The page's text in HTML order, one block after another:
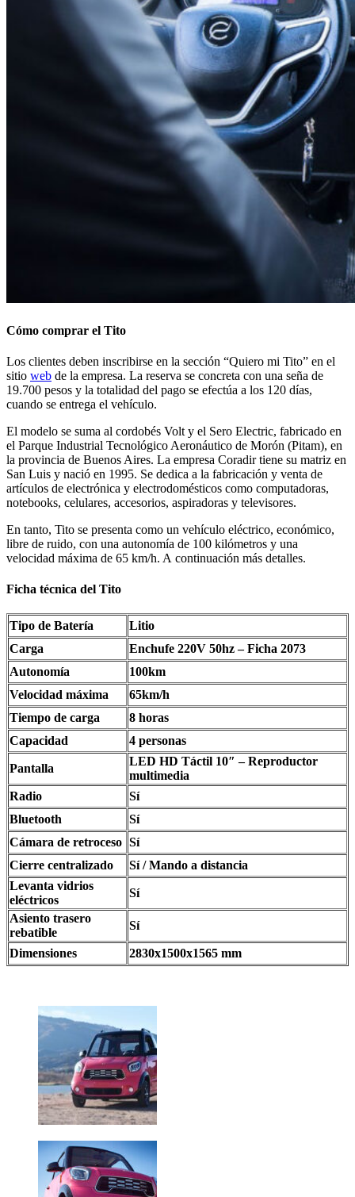
Cómo comprar el Tito
Los clientes deben inscribirse en la sección “Quiero mi Tito” en el
sitio web de la empresa. La reserva se concreta con una seña de
19.700 pesos y la totalidad del pago se efectúa a los 120 días,
cuando se entrega el vehículo.
El modelo se suma al cordobés Volt y el Sero Electric, fabricado en
el Parque Industrial Tecnológico Aeronáutico de Morón (Pitam), en
la provincia de Buenos Aires. La empresa Coradir tiene su matriz en
San Luis y nació en 1995. Se dedica a la fabricación y venta de
artículos de electrónica y electrodomésticos como computadoras,
notebooks, celulares, accesorios, aspiradoras y televisores.
En tanto, Tito se presenta como un vehículo eléctrico, económico,
libre de ruido, con una autonomía de 100 kilómetros y una
velocidad máxima de 65 km/h. A continuación más detalles.
Ficha técnica del Tito
Tipo de Batería
Litio
Carga
Enchufe 220V 50hz – Ficha 2073
Autonomía
100km
Velocidad máxima
65km/h
Tiempo de carga
8 horas
Capacidad
4 personas
Pantalla
LED HD Táctil 10″ – Reproductor
multimedia
Radio
Sí
Bluetooth
Sí
Cámara de retroceso Sí
Cierre centralizado
Sí / Mando a distancia
Levanta vidrios
eléctricos
Sí
Asiento trasero
rebatible
Sí
Dimensiones 2830x1500x1565 mm